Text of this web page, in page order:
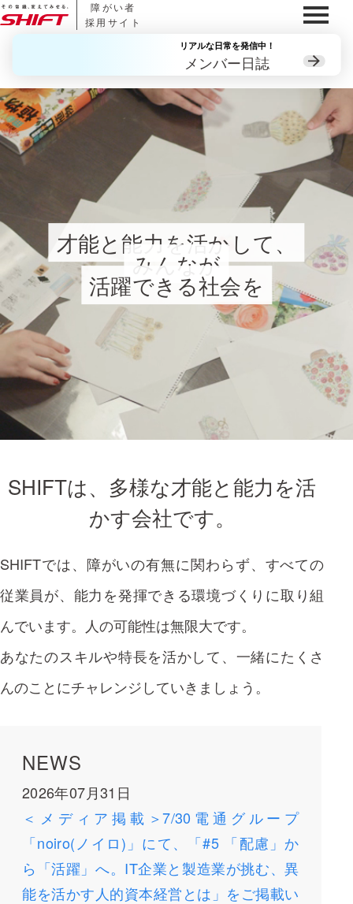
障がい者
採用サイト
リアルな日常を発信中！
メンバー日誌
才能と能力を活かして、
みんなが
活躍できる社会を
SHIFTは、多様な才能と能力を活
かす会社です。
SHIFTでは、障がいの有無に関わらず、すべての
従業員が、能力を発揮できる環境づくりに取り組
んでいます。人の可能性は無限大です。
あなたのスキルや特長を活かして、一緒にたくさ
んのことにチャレンジしていきましょう。
NEWS
2026年07月31日
＜メディア掲載＞7/30電通グループ
「noiro(ノイロ)」にて、「#5 「配慮」か
ら「活躍」へ。IT企業と製造業が挑む、異
能を活かす人的資本経営とは」をご掲載い